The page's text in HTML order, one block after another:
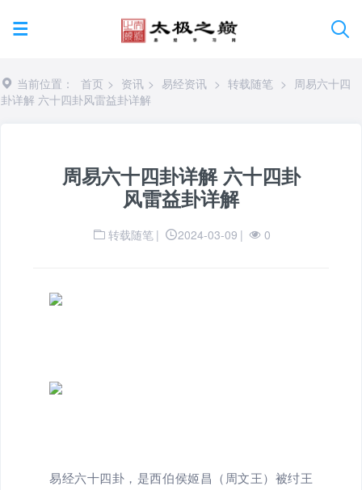
当前位置： 首页 > 资讯 > 易经资讯 > 转载随笔 >
周易六十四
卦详解 六十四卦风雷益卦详解
周易六十四卦详解 六十四卦
风雷益卦详解
转载随笔 | 2024-03-09 | 0
易经六十四卦，是西伯侯姬昌（周文王）被纣王